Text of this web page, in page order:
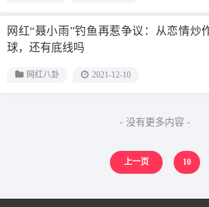
网红“聂小雨”钓鱼再惹争议：从恋情炒
球，还有底线吗
网红八卦 2021-12-10
- 没有更多内容 -
上一页 10